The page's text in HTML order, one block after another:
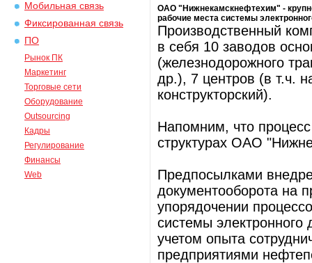
Мобильная связь
Фиксированная связь
ПО
Рынок ПК
Маркетинг
Торговые сети
Оборудование
Outsourcing
Кадры
Регулирование
Финансы
Web
ОАО "Нижнекамскнефтехим" -
рабочие места системы
Производственный
в себя 10 заводов
(железнодорожного
др.), 7 центров (в т.ч.
конструкторский).
Напомним, что
структурах ОАО
Предпосылками
документооборота на
упорядочении
системы
учетом опыта
предприятиями